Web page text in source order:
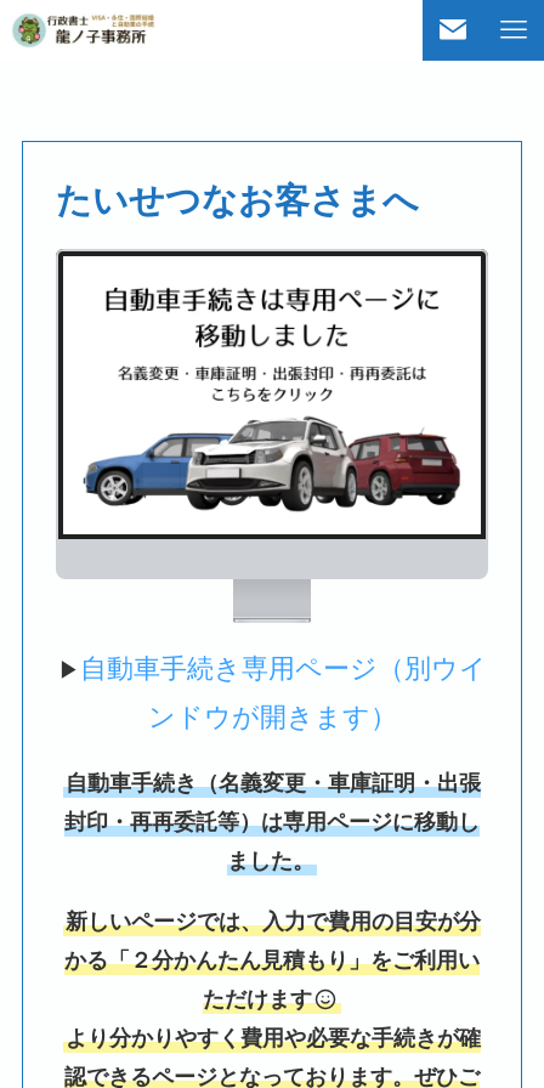
たいせつなお客さまへ
▶ 自動車手続き専用ページ（別ウイ
ンドウが開きます）
自動車手続き（名義変更・車庫証明・出張
封印・再再委託等）は専用ページに移動し
ました。
新しいページでは、入力で費用の目安が分
かる「２分かんたん見積もり」をご利用い
ただけます
より分かりやすく費用や必要な手続きが確
認できるページとなっております。ぜひご